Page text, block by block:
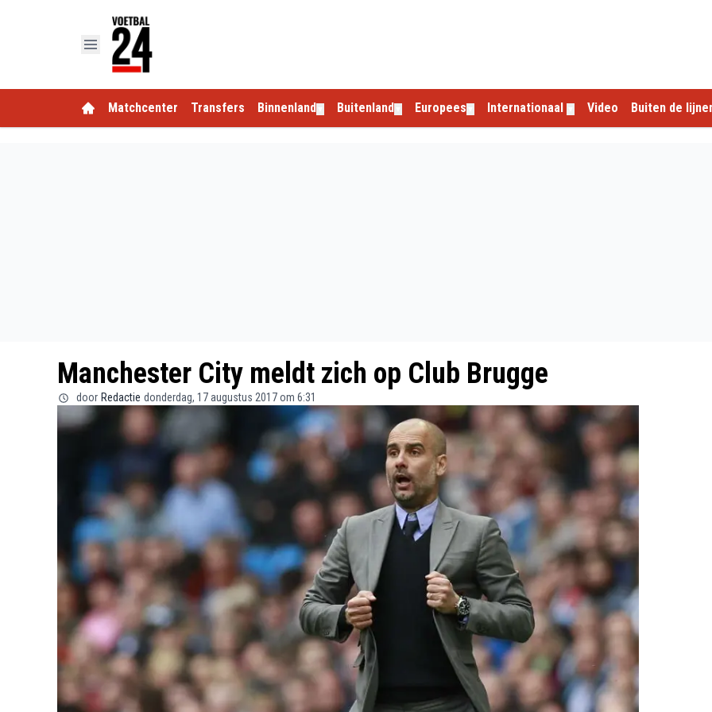
Matchcenter Transfers Binnenland Buitenland Europees Internationaal Video Buiten de
Manchester City meldt zich op Club Brugge
door Redactie donderdag, 17 augustus 2017 om 6:31